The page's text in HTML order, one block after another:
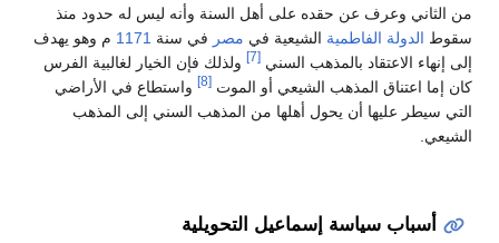
من الثاني وعرف عن حقده على أهل السنة وأنه ليس له حدود منذ
سقوط الدولة الفاطمية الشيعية في مصر في سنة 1171 م وهو يهدف
إلى إنهاء الاعتقاد بالمذهب السني [7]
ولذلك فإن الخيار لغالبية الفرس
كان إما اعتناق المذهب الشيعي أو الموت [8]
واستطاع في الأراضي
التي سيطر عليها أن يحول أهلها من المذهب السني إلى المذهب
الشيعي.
أسباب سياسة إسماعيل التحويلية